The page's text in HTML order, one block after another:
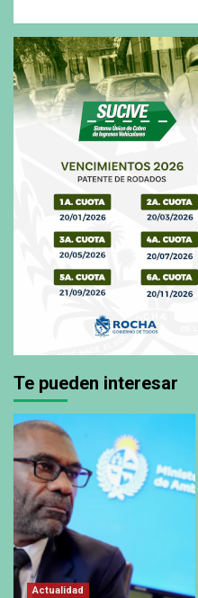
Te pueden interesar
Actualidad